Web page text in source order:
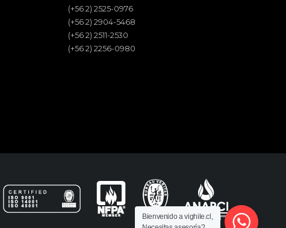
(+56 2) 2525-0976
(+56 2) 2904-5468
(+56 2) 2511-2530
(+56 2) 2256-0980
Bienvenido a vighile.cl,